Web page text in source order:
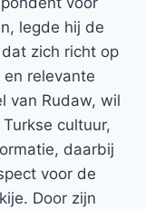
legde hij de
zich richt op
relevante
van Rudaw, wil
cultuur,
daarbij
voor de
Door zijn